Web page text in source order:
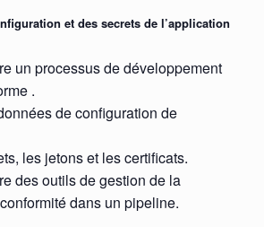
et des secrets de l’application
un processus de développement
.
de configuration de
les jetons et les certificats.
des outils de gestion de la
dans un pipeline.